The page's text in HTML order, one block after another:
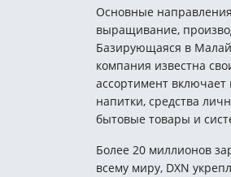
Основные
выращивание,
Базирующаяся в
компания известна
ассортимент
напитки, средства
бытовые товары и
Более 20 миллионов
всему миру, DXN